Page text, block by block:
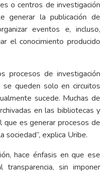
o centros de investigación
generar la publicación de
eventos e, incluso,
el conocimiento producido
procesos de investigación
queden solo en circuitos
sucede. Muchas de
en las bibliotecas y
que es generar procesos de
sociedad”, explica Uribe.
hace énfasis en que ese
sin imponer